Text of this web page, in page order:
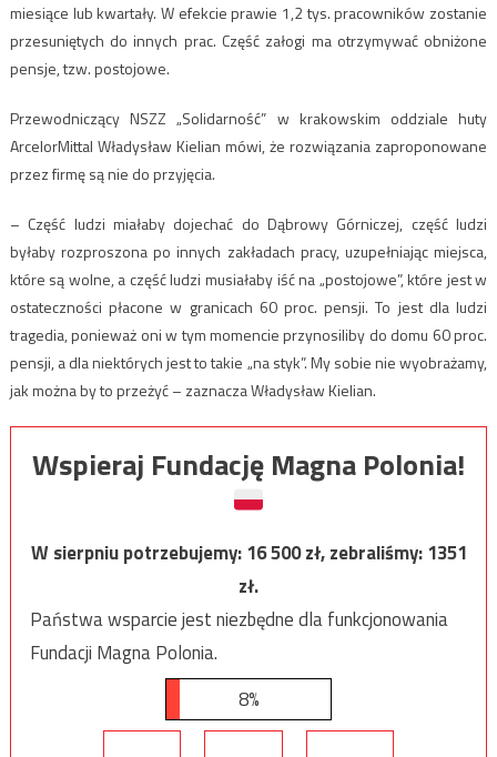
miesiące lub kwartały. W efekcie prawie 1,2 tys. pracowników zostanie
przesuniętych do innych prac. Część załogi ma otrzymywać obniżone
pensje, tzw. postojowe.
Przewodniczący NSZZ „Solidarność” w krakowskim oddziale huty
ArcelorMittal Władysław Kielian mówi, że rozwiązania zaproponowane
przez firmę są nie do przyjęcia.
– Część ludzi miałaby dojechać do Dąbrowy Górniczej, część ludzi
byłaby rozproszona po innych zakładach pracy, uzupełniając miejsca,
które są wolne, a część ludzi musiałaby iść na „postojowe”, które jest w
ostateczności płacone w granicach 60 proc. pensji. To jest dla ludzi
tragedia, ponieważ oni w tym momencie przynosiliby do domu 60 proc.
pensji, a dla niektórych jest to takie „na styk”. My sobie nie wyobrażamy,
jak można by to przeżyć – zaznacza Władysław Kielian.
Wspieraj Fundację Magna Polonia!
W sierpniu potrzebujemy:16 500zł, zebraliśmy:1351
zł.
Państwa wsparcie jest niezbędne dla funkcjonowania
Fundacji Magna Polonia.
8%